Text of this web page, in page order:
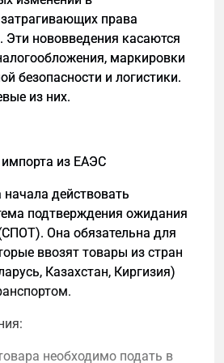
ответ на один запрос;
которые плохо
на слух.
к GEO
кто вы и о чем сайт
не с ключевыми словами, а с
важно, чтобы компания,
были описаны однозначно и
страницу «О компании»;
права
Эти нововведения касаются
маркировки
безопасности и логистики.
из них.
из ЕАЭС
действовать
подтверждения ожидания
Она обязательна для
ввозят товары из стран
Казахстан, Киргизия)
необходимо подать в